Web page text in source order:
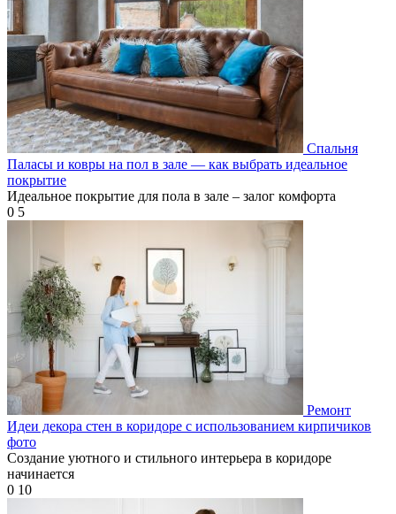
Спальня
Паласы и ковры на пол в зале — как выбрать идеальное
покрытие
Идеальное покрытие для пола в зале – залог комфорта
0 5
Ремонт
Идеи декора стен в коридоре с использованием кирпичиков
фото
Создание уютного и стильного интерьера в коридоре
начинается
0 10